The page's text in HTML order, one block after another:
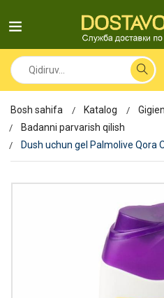
Bosh sahifa Katalog
Badanni parvarish qilish
Dush uchun gel Palmolive Qora